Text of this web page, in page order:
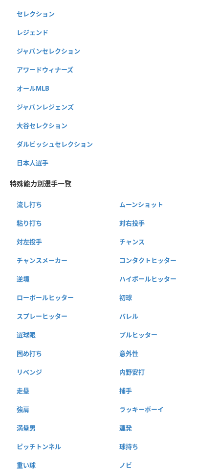
セレクション
レジェンド
ジャパンセレクション
アワードウィナーズ
オールMLB
ジャパンレジェンズ
大谷セレクション
ダルビッシュセレクション
日本人選手
特殊能力別選手一覧
流し打ち ムーンショット
粘り打ち 対右投手
対左投手 チャンス
チャンスメーカー コンタクトヒッター
逆境 ハイボールヒッター
ローボールヒッター 初球
スプレーヒッター バレル
選球眼 プルヒッター
固め打ち 意外性
リベンジ 内野安打
走塁 捕手
強肩 ラッキーボーイ
満塁男 連発
ピッチトンネル 球持ち
重い球 ノビ